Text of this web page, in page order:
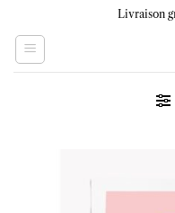
content
Livraison